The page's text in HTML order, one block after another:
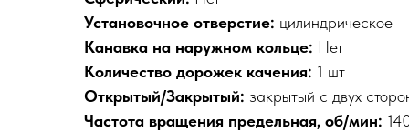
Установочное отверстие: цилиндрическое
Канавка на наружном кольце: Нет
Количество дорожек качения: 1 шт
Открытый/Закрытый: закрытый с двух
Частота вращения предельная, об/мин: